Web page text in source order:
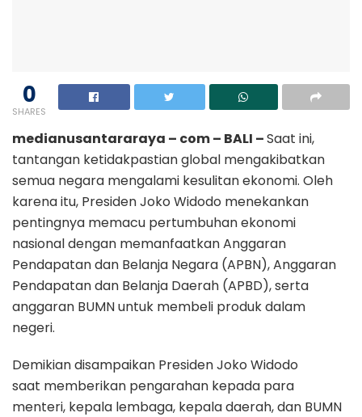
0
SHARES
medianusantararaya – com – BALI –Saat ini,
tantangan ketidakpastian global mengakibatkan
semua negara mengalami kesulitan ekonomi. Oleh
karena itu, Presiden Joko Widodo menekankan
pentingnya memacu pertumbuhan ekonomi
nasional dengan memanfaatkan Anggaran
Pendapatan dan Belanja Negara (APBN), Anggaran
Pendapatan dan Belanja Daerah (APBD), serta
anggaran BUMN untuk membeli produk dalam
negeri.
Demikian disampaikan Presiden Joko Widodo
saat memberikan pengarahan kepada para
menteri, kepala lembaga, kepala daerah, dan BUMN